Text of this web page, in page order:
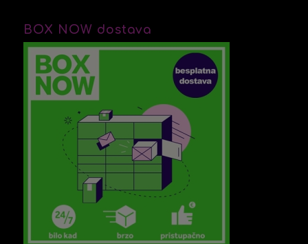
BOX NOW dostava